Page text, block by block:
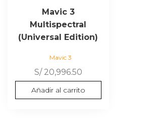
Mavic 3
Multispectral
(Universal Edition)
Mavic 3
S/20,996.50
Añadir al carrito